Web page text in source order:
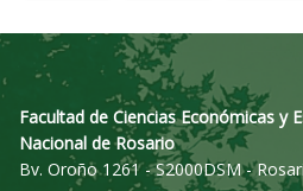
Facultad de Ciencias Económicas y
Nacional de Rosario
Bv. Oroño 1261 - S2000DSM -